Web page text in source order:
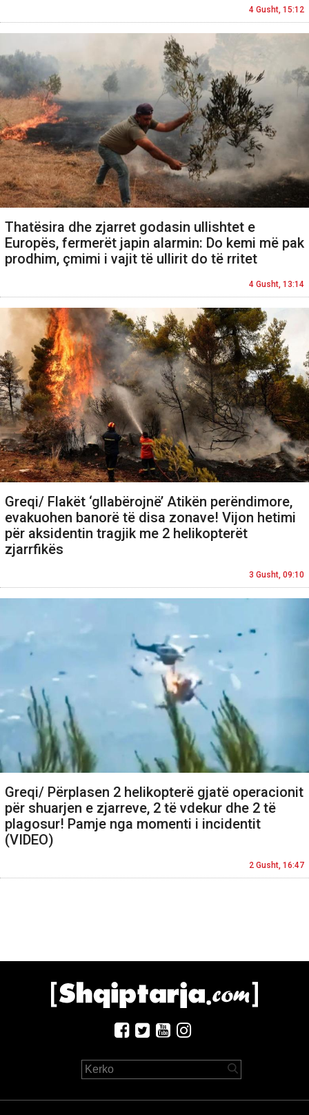
4 Gusht, 15:12
Thatësira dhe zjarret godasin ullishtet e
Europës, fermerët japin alarmin: Do kemi më pak
prodhim, çmimi i vajit të ullirit do të rritet
4 Gusht, 13:14
Greqi/ Flakët ‘gllabërojnë’ Atikën perëndimore,
evakuohen banorë të disa zonave! Vijon hetimi
për aksidentin tragjik me 2 helikopterët
zjarrfikës
3 Gusht, 09:10
Greqi/ Përplasen 2 helikopterë gjatë operacionit
për shuarjen e zjarreve, 2 të vdekur dhe 2 të
plagosur! Pamje nga momenti i incidentit
(VIDEO)
2 Gusht, 16:47